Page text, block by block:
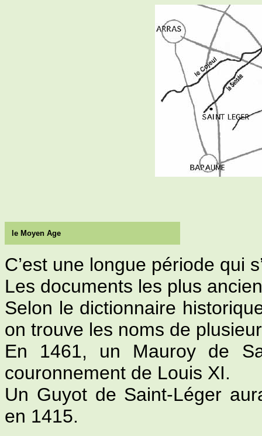
le Moyen Age
C’est une longue période qui
Les documents les plus
Selon le dictionnaire
on trouve les noms de
En 1461, un Mauroy de
couronnement de Louis XI.
Un Guyot de Saint-Léger
en 1415.